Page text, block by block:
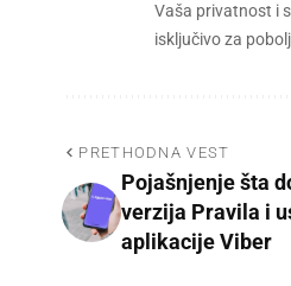
Vaša privatnost i
isključivo za
PRETHODNA VEST
Pojašnjenje šta
verzija Pravila i
aplikacije Viber